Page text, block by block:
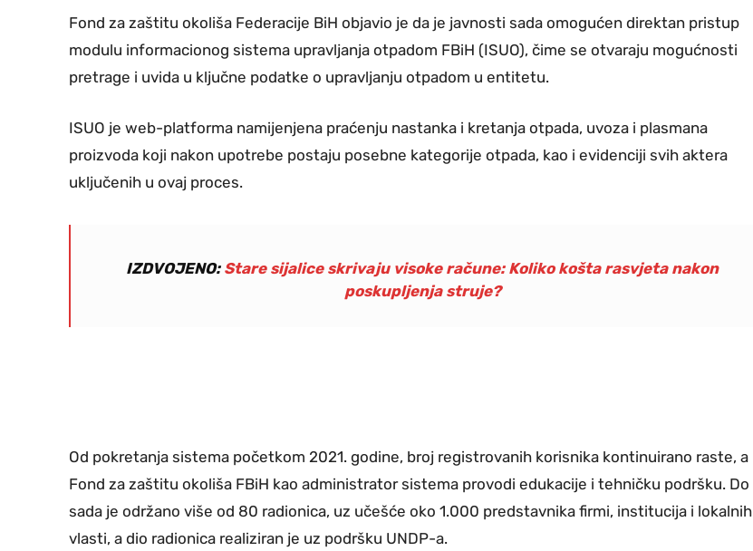
Fond za zaštitu okoliša Federacije BiH objavio je da je javnosti sada omogućen direktan pristup
modulu informacionog sistema upravljanja otpadom FBiH (ISUO), čime se otvaraju mogućnosti
pretrage i uvida u ključne podatke o upravljanju otpadom u entitetu.
ISUO je web-platforma namijenjena praćenju nastanka i kretanja otpada, uvoza i plasmana
proizvoda koji nakon upotrebe postaju posebne kategorije otpada, kao i evidenciji svih aktera
uključenih u ovaj proces.
IZDVOJENO: Stare sijalice skrivaju visoke račune: Koliko košta rasvjeta nakon
poskupljenja struje?
Od pokretanja sistema početkom 2021. godine, broj registrovanih korisnika kontinuirano raste, a
Fond za zaštitu okoliša FBiH kao administrator sistema provodi edukacije i tehničku podršku. Do
sada je održano više od 80 radionica, uz učešće oko 1.000 predstavnika firmi, institucija i lokalnih
vlasti, a dio radionica realiziran je uz podršku UNDP-a.